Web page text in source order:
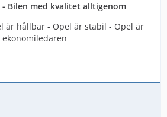
- Bilen med kvalitet alltigenom
är hållbar - Opel är stabil - Opel är
ekonomiledaren